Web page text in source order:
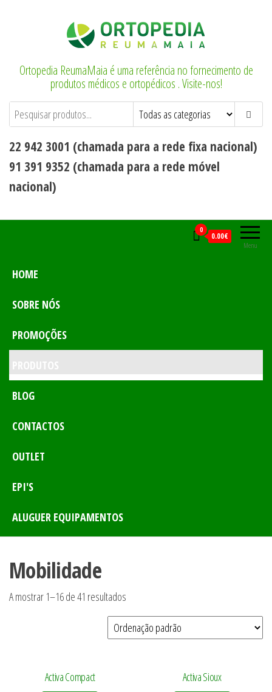
Ortopedia ReumaMaia é uma referência no fornecimento de
produtos médicos e ortopédicos . Visite-nos!
22 942 3001 (chamada para a rede fixa nacional)
91 391 9352 (chamada para a rede móvel
nacional)
Menu
0
0.00€
HOME
SOBRE NÓS
PROMOÇÕES
PRODUTOS
BLOG
CONTACTOS
OUTLET
EPI'S
ALUGUER EQUIPAMENTOS
Mobilidade
A mostrar 1–16 de 41 resultados
Activa Compact
Activa Sioux